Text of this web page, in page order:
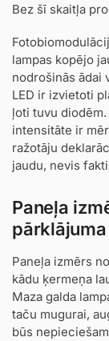
Bez šī skaitļa
lampas kopējo
nodrošinās ādai
LED ir izvietoti
ļoti tuvu
intensitāte ir
ražotāju
jaudu, nevis
Paneļa
Paneļa izmērs
kādu ķermeņa
Maza galda
taču mugurai,
būs